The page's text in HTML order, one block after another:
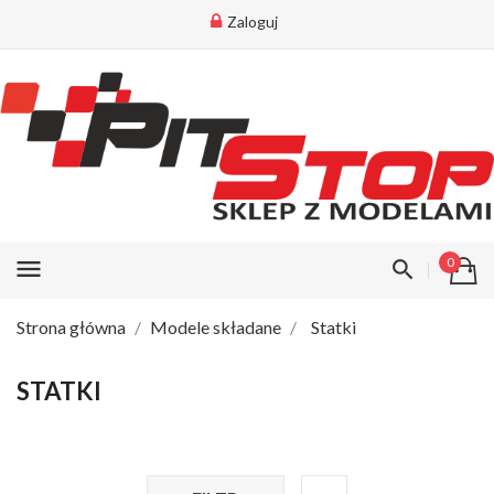
Zaloguj
menu 0
Strona główna Modele składane Statki
STATKI